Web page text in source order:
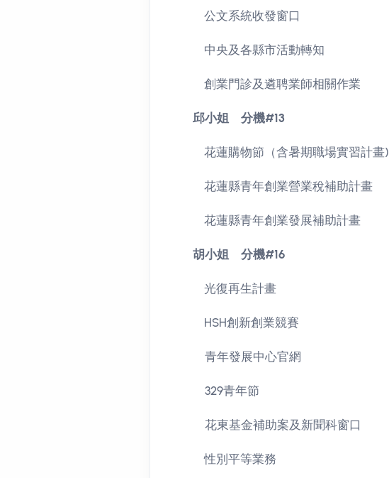
公文系統收發窗口
中央及各縣市活動轉知
創業門診及遴聘業師相關作業
邱小姐 分機#13
花蓮購物節（含暑期職場實習計畫)
花蓮縣青年創業營業稅補助計畫
花蓮縣青年創業發展補助計畫
胡小姐 分機#16
光復再生計畫
HSH創新創業競賽
青年發展中心官網
329青年節
花東基金補助案及新聞科窗口
性別平等業務